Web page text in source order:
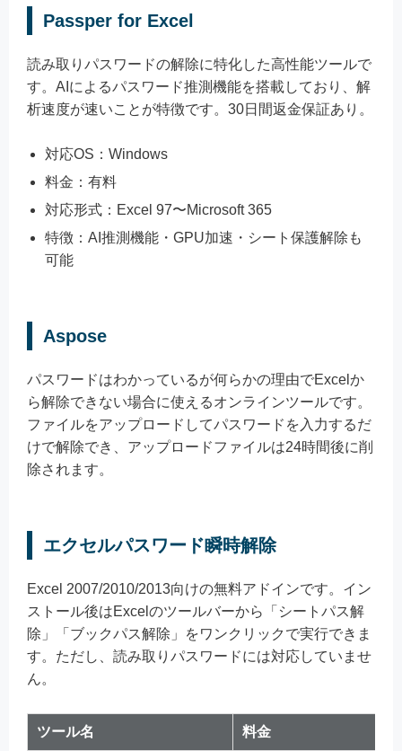
Passper for Excel
読み取りパスワードの解除に特化した高性能ツールで
す。AIによるパスワード推測機能を搭載しており、解
析速度が速いことが特徴です。30日間返金保証あり。
対応OS：Windows
料金：有料
対応形式：Excel 97〜Microsoft 365
特徴：AI推測機能・GPU加速・シート保護解除も
可能
Aspose
パスワードはわかっているが何らかの理由でExcelか
ら解除できない場合に使えるオンラインツールです。
ファイルをアップロードしてパスワードを入力するだ
けで解除でき、アップロードファイルは24時間後に削
除されます。
エクセルパスワード瞬時解除
Excel 2007/2010/2013向けの無料アドインです。イン
ストール後はExcelのツールバーから「シートパス解
除」「ブックパス解除」をワンクリックで実行できま
す。ただし、読み取りパスワードには対応していませ
ん。
ツール名 料金